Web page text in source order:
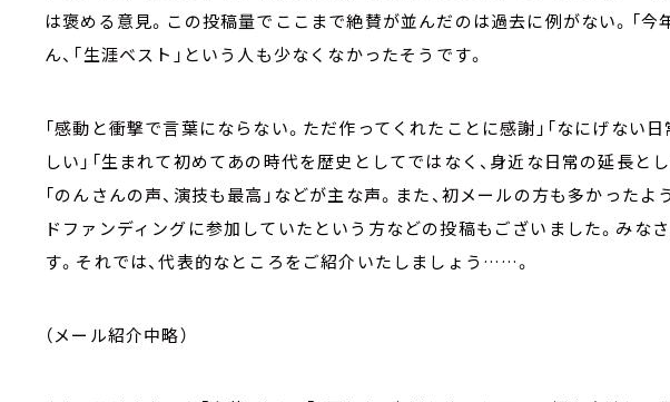
は褒める意見。この投稿量でここまで絶賛が並んだのは過去に例がない。「今
ん、「生涯ベスト」という人も少なくなかったそうです。
「感動と衝撃で言葉にならない。ただ作ってくれたことに感謝」「なにげない
しい」「生まれて初めてあの時代を歴史としてではなく、身近な日常の延長と
「のんさんの声、演技も最高」などが主な声。また、初メールの方も多かったよ
ドファンディングに参加していたという方などの投稿もございました。みな
す。それでは、代表的なところをご紹介いたしましょう……。
（メール紹介中略）